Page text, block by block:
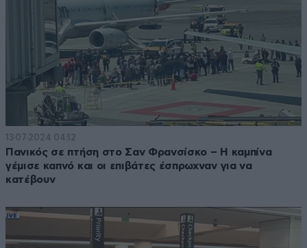
13·07·2024 04:12
Πανικός σε πτήση στο Σαν Φρανσίσκο – Η καμπίνα
γέμισε καπνό και οι επιβάτες έσπρωχναν για να
κατέβουν